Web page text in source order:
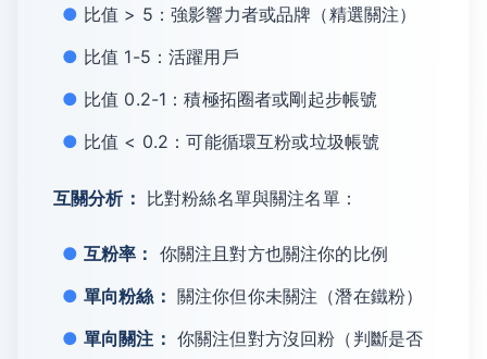
比值 > 5：強影響力者或品牌（精選關注）
比值 1-5：活躍用戶
比值 0.2-1：積極拓圈者或剛起步帳號
比值 < 0.2：可能循環互粉或垃圾帳號
互關分析： 比對粉絲名單與關注名單：
互粉率： 你關注且對方也關注你的比例
單向粉絲： 關注你但你未關注（潛在鐵粉）
單向關注： 你關注但對方沒回粉（判斷是否